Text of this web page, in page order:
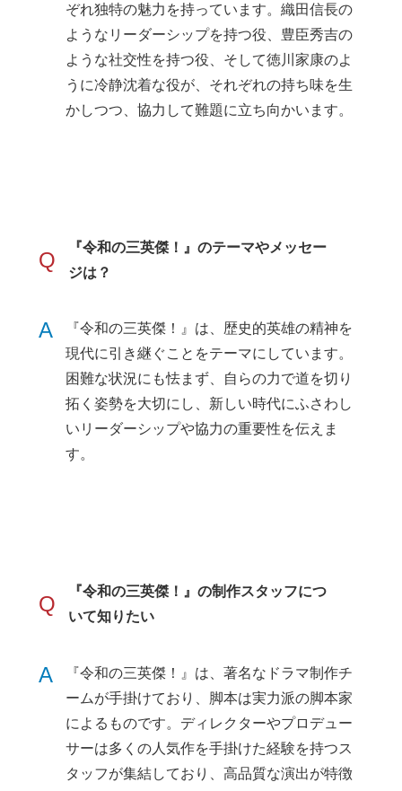
ぞれ独特の魅力を持っています。織田信長の
ようなリーダーシップを持つ役、豊臣秀吉の
ような社交性を持つ役、そして徳川家康のよ
うに冷静沈着な役が、それぞれの持ち味を生
かしつつ、協力して難題に立ち向かいます。
Q
『令和の三英傑！』のテーマやメッセー
ジは？
A
『令和の三英傑！』は、歴史的英雄の精神を
現代に引き継ぐことをテーマにしています。
困難な状況にも怯まず、自らの力で道を切り
拓く姿勢を大切にし、新しい時代にふさわし
いリーダーシップや協力の重要性を伝えま
す。
Q
『令和の三英傑！』の制作スタッフにつ
いて知りたい
A
『令和の三英傑！』は、著名なドラマ制作チ
ームが手掛けており、脚本は実力派の脚本家
によるものです。ディレクターやプロデュー
サーは多くの人気作を手掛けた経験を持つス
タッフが集結しており、高品質な演出が特徴